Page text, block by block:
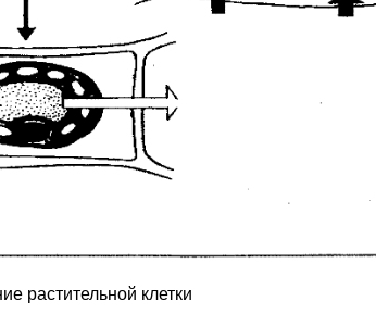
растительной клетки